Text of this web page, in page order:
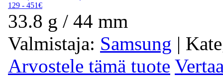
129 - 451€
33.8 g / 44 mm
Valmistaja: Samsung |
Arvostele tämä tuote